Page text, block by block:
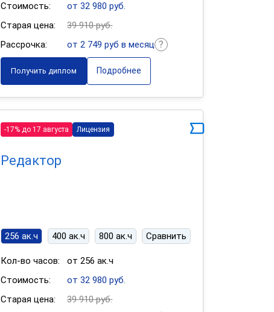
Стоимость:
от 32 980 руб.
Старая цена:
39 910 руб.
Рассрочка:
от 2 749 руб в месяц
Получить диплом Подробнее
-17% до 17 августа Лицензия
Редактор
256 ак.ч 400 ак.ч 800 ак.ч Сравнить
Кол-во часов:
от 256 ак.ч
Стоимость:
от 32 980 руб.
Старая цена:
39 910 руб.